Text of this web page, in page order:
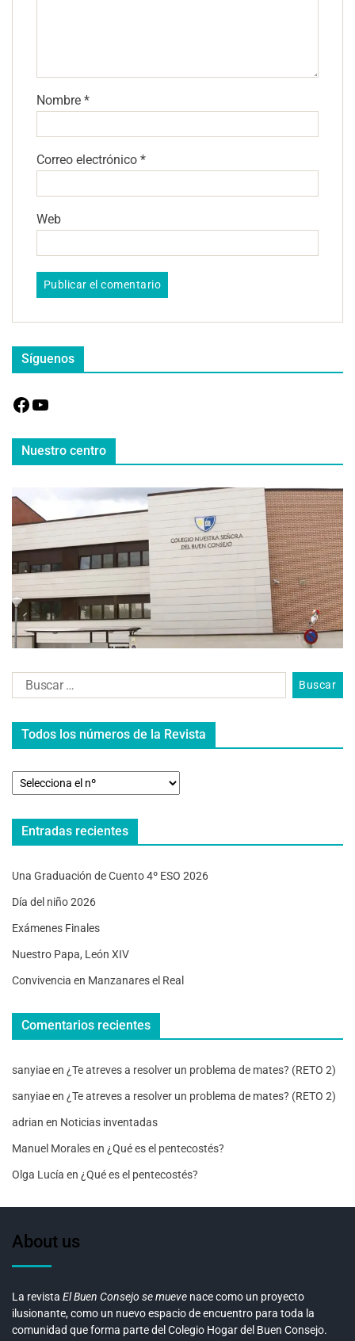
Nombre *
Correo electrónico *
Web
Síguenos
Nuestro centro
Todos los números de la Revista
Entradas recientes
Una Graduación de Cuento 4º ESO 2026
Día del niño 2026
Exámenes Finales
Nuestro Papa, León XIV
Convivencia en Manzanares el Real
Comentarios recientes
sanyiaeen ¿Te atreves a resolver un problema de mates? (RETO 2)
sanyiaeen ¿Te atreves a resolver un problema de mates? (RETO 2)
adrian en Noticias inventadas
Manuel Moralesen ¿Qué es el pentecostés?
Olga Lucía en ¿Qué es el pentecostés?
About us
La revista El Buen Consejo se mueve nace como un proyecto
ilusionante, como un nuevo espacio de encuentro para toda la
comunidad que forma parte del Colegio Hogar del Buen Consejo.